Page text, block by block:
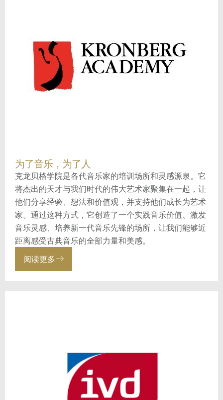
为了音乐，为了人
克龙贝格学院是各代音乐家的培训场所和灵感源泉。它
将杰出的天才与我们时代的伟大艺术家聚集在一起，让
他们分享经验、想法和价值观，并支持他们成长为艺术
家。通过这种方式，它创造了一个实践音乐价值、激发
音乐灵感、培养新一代音乐先锋的场所，让我们能够近
距离感受古典音乐的全部力量和美感。
阅读更多